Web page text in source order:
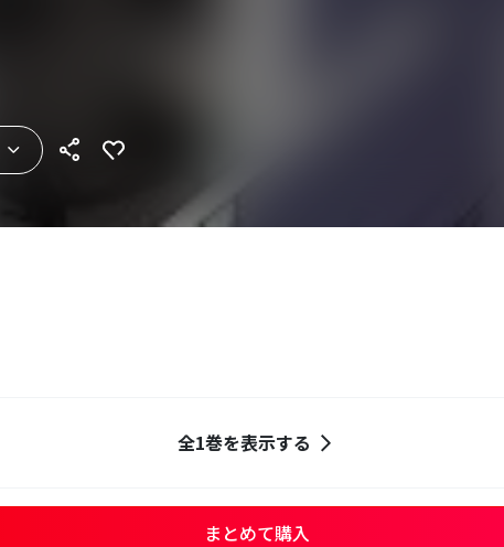
全1巻を表示する
まとめて購入